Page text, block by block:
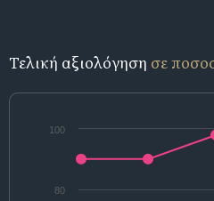
Τελική αξιολόγηση σε
80
100